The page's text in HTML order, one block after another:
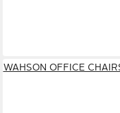
WAHSON OFFICE